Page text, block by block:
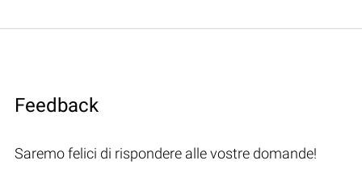
Feedback
Saremo felici di rispondere alle vostre domande!